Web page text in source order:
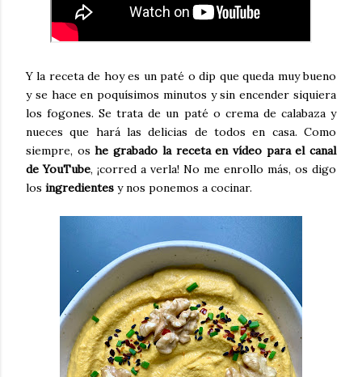
Y la receta de hoy es un paté o dip que queda muy bueno
y se hace en poquísimos minutos y sin encender siquiera
los fogones. Se trata de un paté o crema de calabaza y
nueces que hará las delicias de todos en casa. Como
siempre, oshe grabado la receta en vídeo para el canal
de YouTube, ¡corred a verla! No me enrollo más, os digo
los ingredientes y nos ponemos a cocinar.